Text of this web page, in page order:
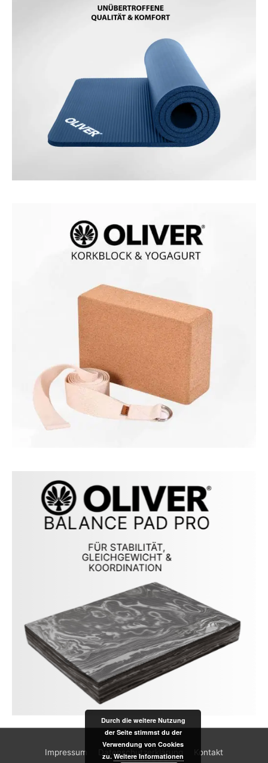
Impressum Datenschutzerklärung Kontakt
Durch die weitere Nutzung
der Seite stimmst du der
Verwendung von Cookies
zu. Weitere Informationen